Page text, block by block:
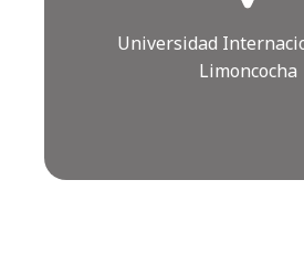
Universidad
Limoncocha